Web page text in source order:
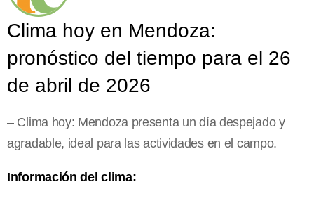
Clima hoy en Mendoza:
pronóstico del tiempo para el 26
de abril de 2026
– Clima hoy: Mendoza presenta un día despejado y
agradable, ideal para las actividades en el campo.
Información del clima: